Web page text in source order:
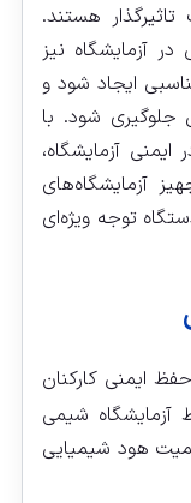
هستند.
آزمایشگاه نیز
ایجاد شود و
جلوگیری شود. با
آزمایشگاه،
آزمایشگاه‌های
توجه ویژه‌ای
ایمنی کارکنان
آزمایشگاه شیمی
هود شیمیایی